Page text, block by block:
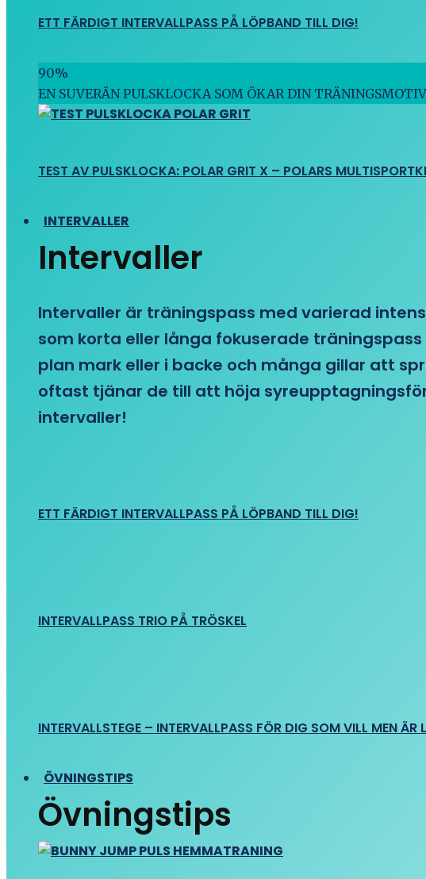
ETT FÄRDIGT INTERVALLPASS PÅ LÖPBAND TILL DIG!
90%
EN SUVERÄN PULSKLOCKA SOM ÖKAR DIN
TEST AV PULSKLOCKA: POLAR GRIT X – POLARS
INTERVALLER
Intervaller
Intervaller är träningspass med varierad
som korta eller långa fokuserade
plan mark eller i backe och många gillar att
oftast tjänar de till att höja
intervaller!
ETT FÄRDIGT INTERVALLPASS PÅ LÖPBAND TILL DIG!
INTERVALLPASS TRIO PÅ TRÖSKEL
INTERVALLSTEGE – INTERVALLPASS FÖR DIG SOM VILL MEN ÄR
ÖVNINGSTIPS
Övningstips